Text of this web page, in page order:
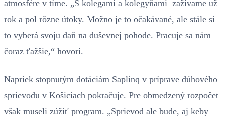
atmosfére v tíme. „S kolegami a kolegyňami zažívame už
rok a pol rôzne útoky. Možno je to očakávané, ale stále si
to vyberá svoju daň na duševnej pohode. Pracuje sa nám
čoraz ťažšie,“ hovorí.
Napriek stopnutým dotáciám Saplinq v príprave dúhového
sprievodu v Košiciach pokračuje. Pre obmedzený rozpočet
však museli zúžiť program. „Sprievod ale bude, aj keby